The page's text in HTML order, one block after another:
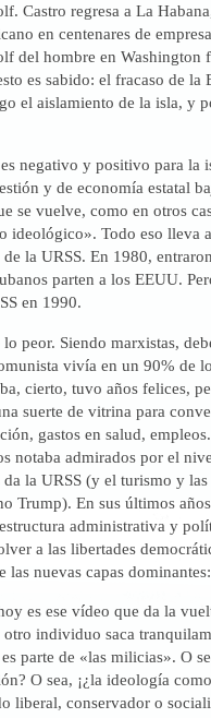
Castro regresa a La
en centenares de
del hombre en Washington
es sabido: el fracaso de
el aislamiento de la isla, y
negativo y positivo para la
y de economía estatal
se vuelve, como en otros
ideológico». Todo eso lleva
la URSS. En 1980,
parten a los EEUU.
en 1990.
peor. Siendo marxistas,
vivía en un 90% de
cierto, tuvo años felices,
suerte de vitrina para
gastos en salud,
notaba admirados por el
la URSS (y el turismo y
Trump). En sus últimos
administrativa y
a las libertades
las nuevas capas
es ese vídeo que da la
individuo saca
parte de «las milicias». O
O sea, ¡¿la ideología
liberal, conservador o